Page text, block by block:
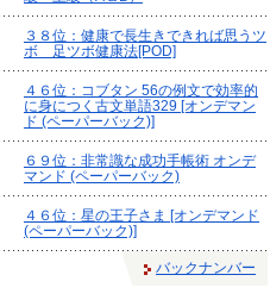
３８位：健康で長生きできれば思うツ
ボ 足ツボ健康法[POD]
４６位：コブタン 56の例文で効率的
に身につく古文単語329 [オンデマン
ド (ペーパーバック)]
６９位：非常識な成功手帳術 オンデ
マンド (ペーパーバック)
４６位：星の王子さま [オンデマンド
(ペーパーバック)]
バックナンバー